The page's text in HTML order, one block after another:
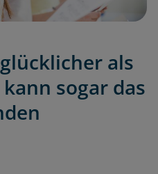
als
sogar das